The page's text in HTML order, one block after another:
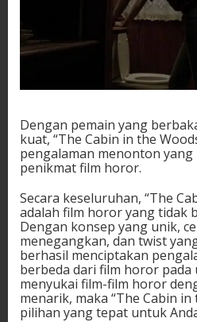
Dengan pemain yang
kuat, “The Cabin in the
pengalaman menonton
penikmat film horor.
Secara keseluruhan, “The
adalah film horor yang tidak
Dengan konsep yang unik,
menegangkan, dan twist
berhasil menciptakan
berbeda dari film horor pada
menyukai film-film horor
menarik, maka “The Cabin in
pilihan yang tepat untuk